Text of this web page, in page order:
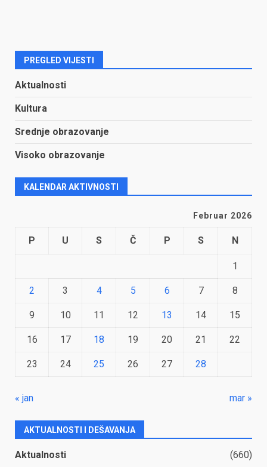
PREGLED VIJESTI
Aktualnosti
Kultura
Srednje obrazovanje
Visoko obrazovanje
KALENDAR AKTIVNOSTI
Februar 2026
P U S Č P S N
1
2 3 4 5 6 7 8
9 10 11 12 13 14 15
16 17 18 19 20 21 22
23 24 25 26 27 28
« jan mar »
AKTUALNOSTI I DEŠAVANJA
Aktualnosti
(660)